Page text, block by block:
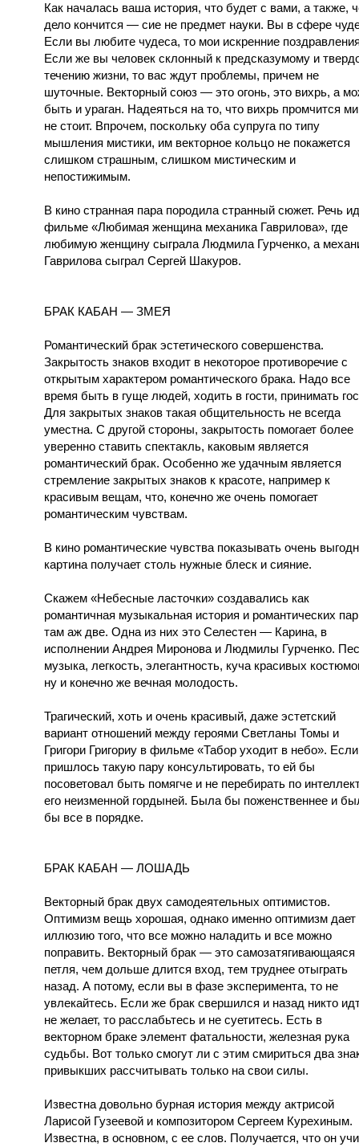
Как началась ваша история, что будет с вами, а также,
дело кончится — сие не предмет науки. Вы в сфере
Если вы любите чудеса, то мои искренние
Если же вы человек склонный к предсказумому и
течению жизни, то вас ждут проблемы, причем не
шуточные. Векторный союз — это огонь, это вихрь, а
быть и ураган. Надеяться на то, что вихрь промчится
не стоит. Впрочем, поскольку оба супруга по типу
мышления мистики, им векторное кольцо не покажется
слишком страшным, слишком мистическим и
непостижимым.
В кино странная пара породила странный сюжет. Речь
фильме «Любимая женщина механика Гаврилова», где
любимую женщину сыграла Людмила Гурченко, а
Гаврилова сыграл Сергей Шакуров.
БРАК КАБАН — ЗМЕЯ
Романтический брак эстетического совершенства.
Закрытость знаков входит в некоторое противоречие с
открытым характером романтического брака. Надо все
время быть в гуще людей, ходить в гости, принимать
Для закрытых знаков такая общительность не всегда
уместна. С другой стороны, закрытость помогает более
уверенно ставить спектакль, каковым является
романтический брак. Особенно же удачным является
стремление закрытых знаков к красоте, например к
красивым вещам, что, конечно же очень помогает
романтическим чувствам.
В кино романтические чувства показывать очень
картина получает столь нужные блеск и сияние.
Скажем «Небесные ласточки» создавались как
романтичная музыкальная история и романтических пар
там аж две. Одна из них это Селестен — Карина, в
исполнении Андрея Миронова и Людмилы Гурченко.
музыка, легкость, элегантность, куча красивых
ну и конечно же вечная молодость.
Трагический, хоть и очень красивый, даже эстетский
вариант отношений между героями Светланы Томы и
Григори Григориу в фильме «Табор уходит в небо».
пришлось такую пару консультировать, то ей бы
посоветовал быть помягче и не перебирать по
его неизменной гордыней. Была бы поженственнее и
бы все в порядке.
БРАК КАБАН — ЛОШАДЬ
Векторный брак двух самодеятельных оптимистов.
Оптимизм вещь хорошая, однако именно оптимизм дает
иллюзию того, что все можно наладить и все можно
поправить. Векторный брак — это самозатягивающаяся
петля, чем дольше длится вход, тем труднее отыграть
назад. А потому, если вы в фазе эксперимента, то не
увлекайтесь. Если же брак свершился и назад никто
не желает, то расслабьтесь и не суетитесь. Есть в
векторном браке элемент фатальности, железная рука
судьбы. Вот только смогут ли с этим смириться два
привыкших рассчитывать только на свои силы.
Известна довольно бурная история между актрисой
Ларисой Гузеевой и композитором Сергеем Курехиным.
Известна, в основном, с ее слов. Получается, что он